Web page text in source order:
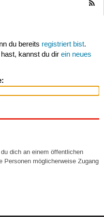
du bereits registriert bist.
kannst du dir ein neues
dich an einem öffentlichen
Personen möglicherweise Zugang